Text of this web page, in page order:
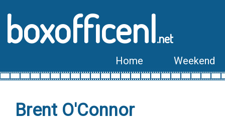
boxofficenl.net
Home Weekend
Brent O'Connor